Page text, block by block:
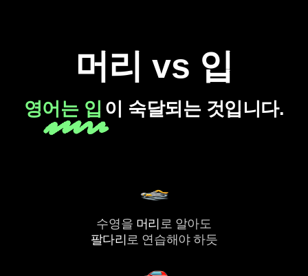
머리 vs 입
영어는 입 이 숙달되는 것입니다.
수영을 머리 로 알아도
팔다리 로 연습해야 하듯